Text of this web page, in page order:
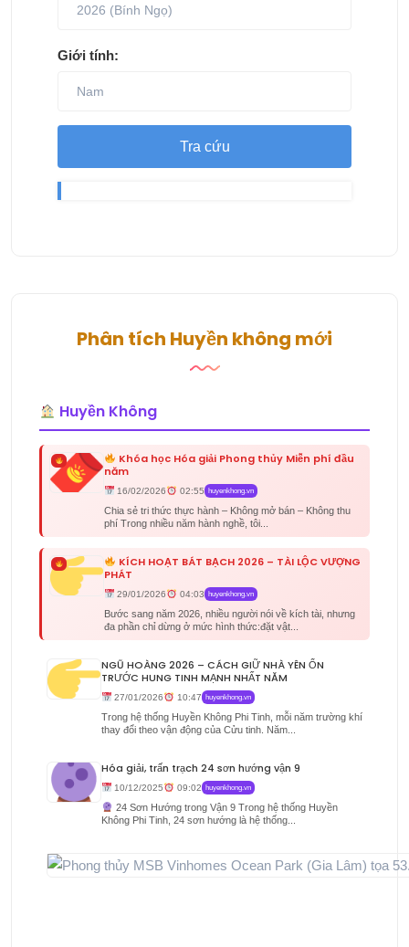
Giới tính:
Tra cứu
Phân tích Huyền không mới
Huyền Không
Khóa học Hóa giải Phong thủy Miễn phí đầu
năm
16/02/2026 02:55 huyenkhong.vn
Chia sẻ tri thức thực hành – Không mở bán – Không thu
phí Trong nhiều năm hành nghề, tôi...
KÍCH HOẠT BÁT BẠCH 2026 – TÀI LỘC VƯỢNG
PHÁT
29/01/2026 04:03 huyenkhong.vn
Bước sang năm 2026, nhiều người nói về kích tài, nhưng
đa phần chỉ dừng ở mức hình thức:đặt vật...
NGŨ HOÀNG 2026 – CÁCH GIỮ NHÀ YÊN ỔN
TRƯỚC HUNG TINH MẠNH NHẤT NĂM
27/01/2026 10:47 huyenkhong.vn
Trong hệ thống Huyền Không Phi Tinh, mỗi năm trường khí
thay đổi theo vận động của Cửu tinh. Năm...
Hóa giải, trấn trạch 24 sơn hướng vận 9
10/12/2025 09:02 huyenkhong.vn
24 Sơn Hướng trong Vận 9 Trong hệ thống Huyền
Không Phi Tinh, 24 sơn hướng là hệ thống...